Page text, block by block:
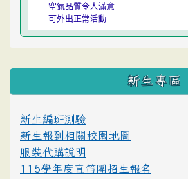
空氣品質令人滿意
可外出正常活動
:::
新生專區
新生編班測驗
新生報到相關校園地圖
服裝代購說明
115學年度直笛團招生報名